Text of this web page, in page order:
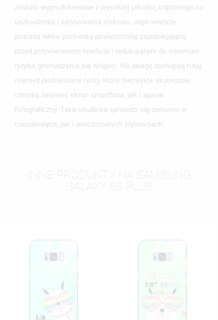
zostało wyprodukowane z wysokiej jakości, odpornego na
uszkodzenia i zarysowania silikonu. Jego wnętrze
posiada lekko porowatą powierzchnię zapobiegającą
przed przywieraniem telefonu i redukującym do minimum
ryzyko gromadzenia się wilgoci. Na uwagę zasługują tutaj
również podniesione ranty, które niezwykle skutecznie
chronią zarówno ekran smartfona, jak i aparat
fotograficzny. Taka obudowa sprawdzi się zarówno w
casualowych, jak i wieczorowych stylizacjach.
INNE PRODUKTY NA SAMSUNG
GALAXY S8 PLUS